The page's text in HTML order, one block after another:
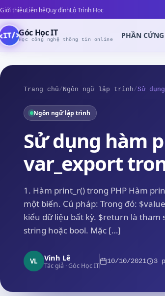
Giới thiệuLiên hệQuy địnhLộ Trình Học
Góc Học IT
Học công nghệ thông tin online PHẦN
Trang chủ/ Ngôn ngữ lập trình/Sử
Ngôn ngữ lập trình
Sử dụng hàm
var_export
1. Hàm print_r() trong PHP Hàm
một biến. Cú pháp: Trong đó:
kiểu dữ liệu bất kỳ. $return là tham
string hoặc bool. Mặc […]
VL Vinh Lê
Tác giả · Góc Học IT
10/10/2021 3